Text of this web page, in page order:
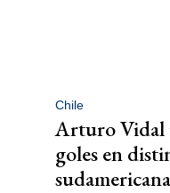
Chile
Arturo Vidal
goles en